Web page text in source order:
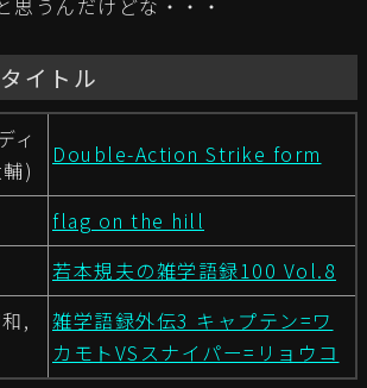
思うんだけどな・・・
イトル
ィ
)
Double-Action Strike form
flag on the hill
若本規夫の雑学語録100 Vol.8
,
雑学語録外伝3 キャプテン=ワ
カモトVSスナイパー=リョウコ